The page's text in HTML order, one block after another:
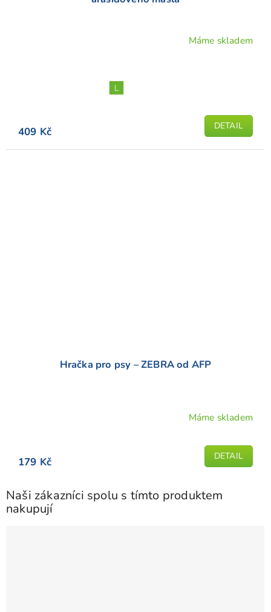
Máme skladem
409 Kč DETAIL
L
Hračka pro psy – ZEBRA od AFP
Máme skladem
179 Kč DETAIL
Naši zákazníci spolu s tímto produktem
nakupují